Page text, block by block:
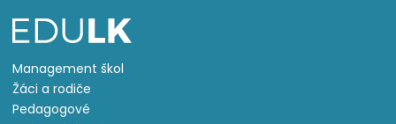
Management škol
Žáci a rodiče
Pedagogové